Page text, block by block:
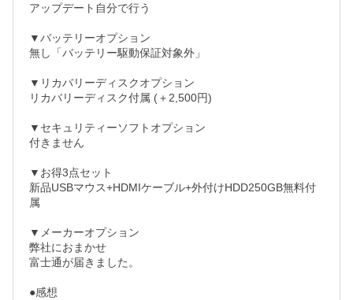
アップデート自分で行う
▼バッテリーオプション
無し「バッテリー駆動保証対象外」
▼リカバリーディスクオプション
リカバリーディスク付属 (＋2,500円)
▼セキュリティーソフトオプション
付きません
▼お得3点セット
新品USBマウス+HDMIケーブル+外付けHDD250GB無料付
属
▼メーカーオプション
弊社におまかせ
富士通が届きました。
●感想